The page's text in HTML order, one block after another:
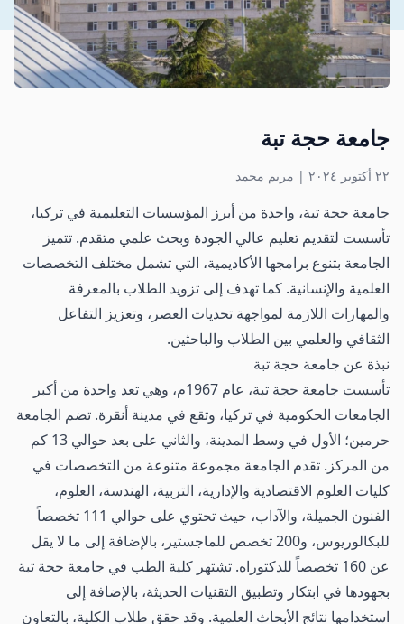
جامعة حجة تبة
٢٢ أكتوبر ٢٠٢٤ | مريم محمد
جامعة حجة تبة، واحدة من أبرز المؤسسات التعليمية في تركيا،
تأسست لتقديم تعليم عالي الجودة وبحث علمي متقدم. تتميز
الجامعة بتنوع برامجها الأكاديمية، التي تشمل مختلف التخصصات
العلمية والإنسانية. كما تهدف إلى تزويد الطلاب بالمعرفة
والمهارات اللازمة لمواجهة تحديات العصر، وتعزيز التفاعل
الثقافي والعلمي بين الطلاب والباحثين.
نبذة عن جامعة حجة تبة
تأسست جامعة حجة تبة، عام 1967م، وهي تعد واحدة من أكبر
الجامعات الحكومية في تركيا، وتقع في مدينة أنقرة. تضم الجامعة
حرمين؛ الأول في وسط المدينة، والثاني على بعد حوالي 13 كم
من المركز. تقدم الجامعة مجموعة متنوعة من التخصصات في
كليات العلوم الاقتصادية والإدارية، التربية، الهندسة، العلوم،
الفنون الجميلة، والآداب، حيث تحتوي على حوالي 111 تخصصاً
للبكالوريوس، و200 تخصص للماجستير، بالإضافة إلى ما لا يقل
عن 160 تخصصاً للدكتوراه.
تشتهر كلية الطب في جامعة حجة تبة
بجهودها في ابتكار وتطبيق التقنيات الحديثة، بالإضافة إلى
استخدامها نتائج الأبحاث العلمية. وقد حقق طلاب الكلية، بالتعاون